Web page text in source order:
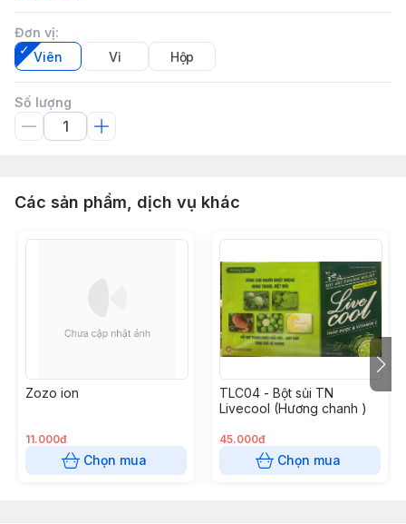
Đơn vị:
Viên
Vỉ Hộp
Số lượng
Các sản phẩm, dịch vụ khác
Zozo ion
11.000đ
Chọn mua
TLC04 - Bột sủi TN
Livecool (Hương chanh )
45.000đ
Chọn mua